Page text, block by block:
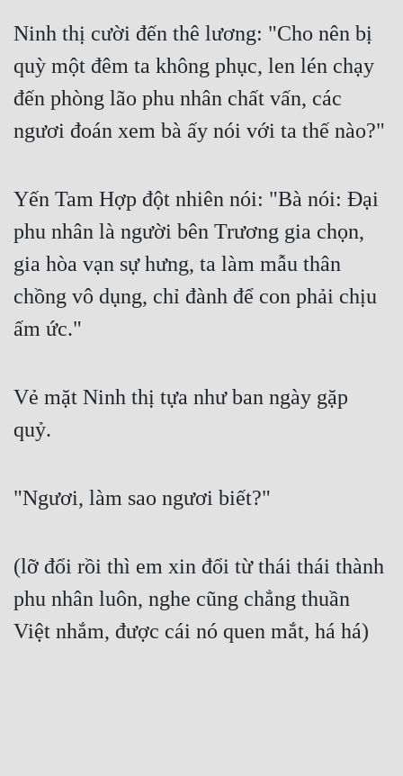
Ninh thị cười đến thê lương: "Cho nên bị
quỳ một đêm ta không phục, len lén chạy
đến phòng lão phu nhân chất vấn, các
ngươi đoán xem bà ấy nói với ta thế nào?"
Yến Tam Hợp đột nhiên nói: "Bà nói: Đại
phu nhân là người bên Trương gia chọn,
gia hòa vạn sự hưng, ta làm mẫu thân
chồng vô dụng, chỉ đành để con phải chịu
ấm ức."
Vẻ mặt Ninh thị tựa như ban ngày gặp
quỷ.
"Ngươi, làm sao ngươi biết?"
(lỡ đổi rồi thì em xin đổi từ thái thái thành
phu nhân luôn, nghe cũng chẳng thuần
Việt nhắm, được cái nó quen mắt, há há)